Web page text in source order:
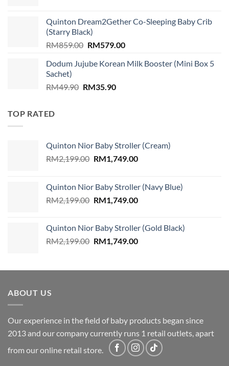
RM89.00.RM79.00.
Quinton Dream2Gether Co-Sleeping Baby Crib
(Starry Black)
RM859.00 Original
was:
RM579.00Current
is:
Dodum Jujube Korean Milk Booster (Mini Box 5
Sachet)
RM49.90 Original
RM35.90Current
TOP RATED
Quinton Nior Baby Stroller (Cream)
RM2,199.00 Original
RM2,199.00.
RM1,749.00Current
RM1,749.00.
Quinton Nior Baby Stroller (Navy Blue)
RM2,199.00 Original
RM2,199.00.
RM1,749.00Current
RM1,749.00.
Quinton Nior Baby Stroller (Gold Black)
RM2,199.00 Original
RM2,199.00.
RM1,749.00Current
RM1,749.00.
ABOUT US
Our experience in the field of baby products began since
2013 and our company currently runs 1 retail outlets, apart
from our online retail store.